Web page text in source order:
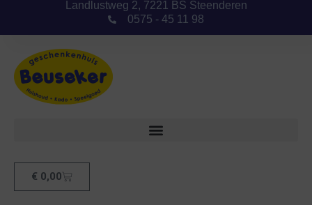
Landlustweg 2, 7221 BS Steenderen
0575 - 45 11 98
€ 0,00